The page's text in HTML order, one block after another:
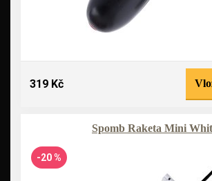
319 Kč
Spomb Raketa Mini
-20 %